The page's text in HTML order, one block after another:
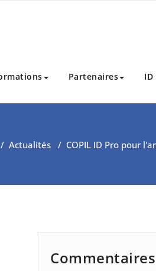
Partenaires ID
/ Actualités / COPIL ID Pro pour